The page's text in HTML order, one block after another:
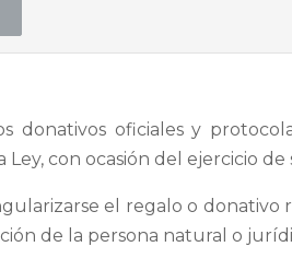
donativos oficiales y
con ocasión del ejercicio de
el regalo o donativo
de la persona natural o